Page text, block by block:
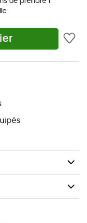
pour explorer
MAX
GORE-TEX